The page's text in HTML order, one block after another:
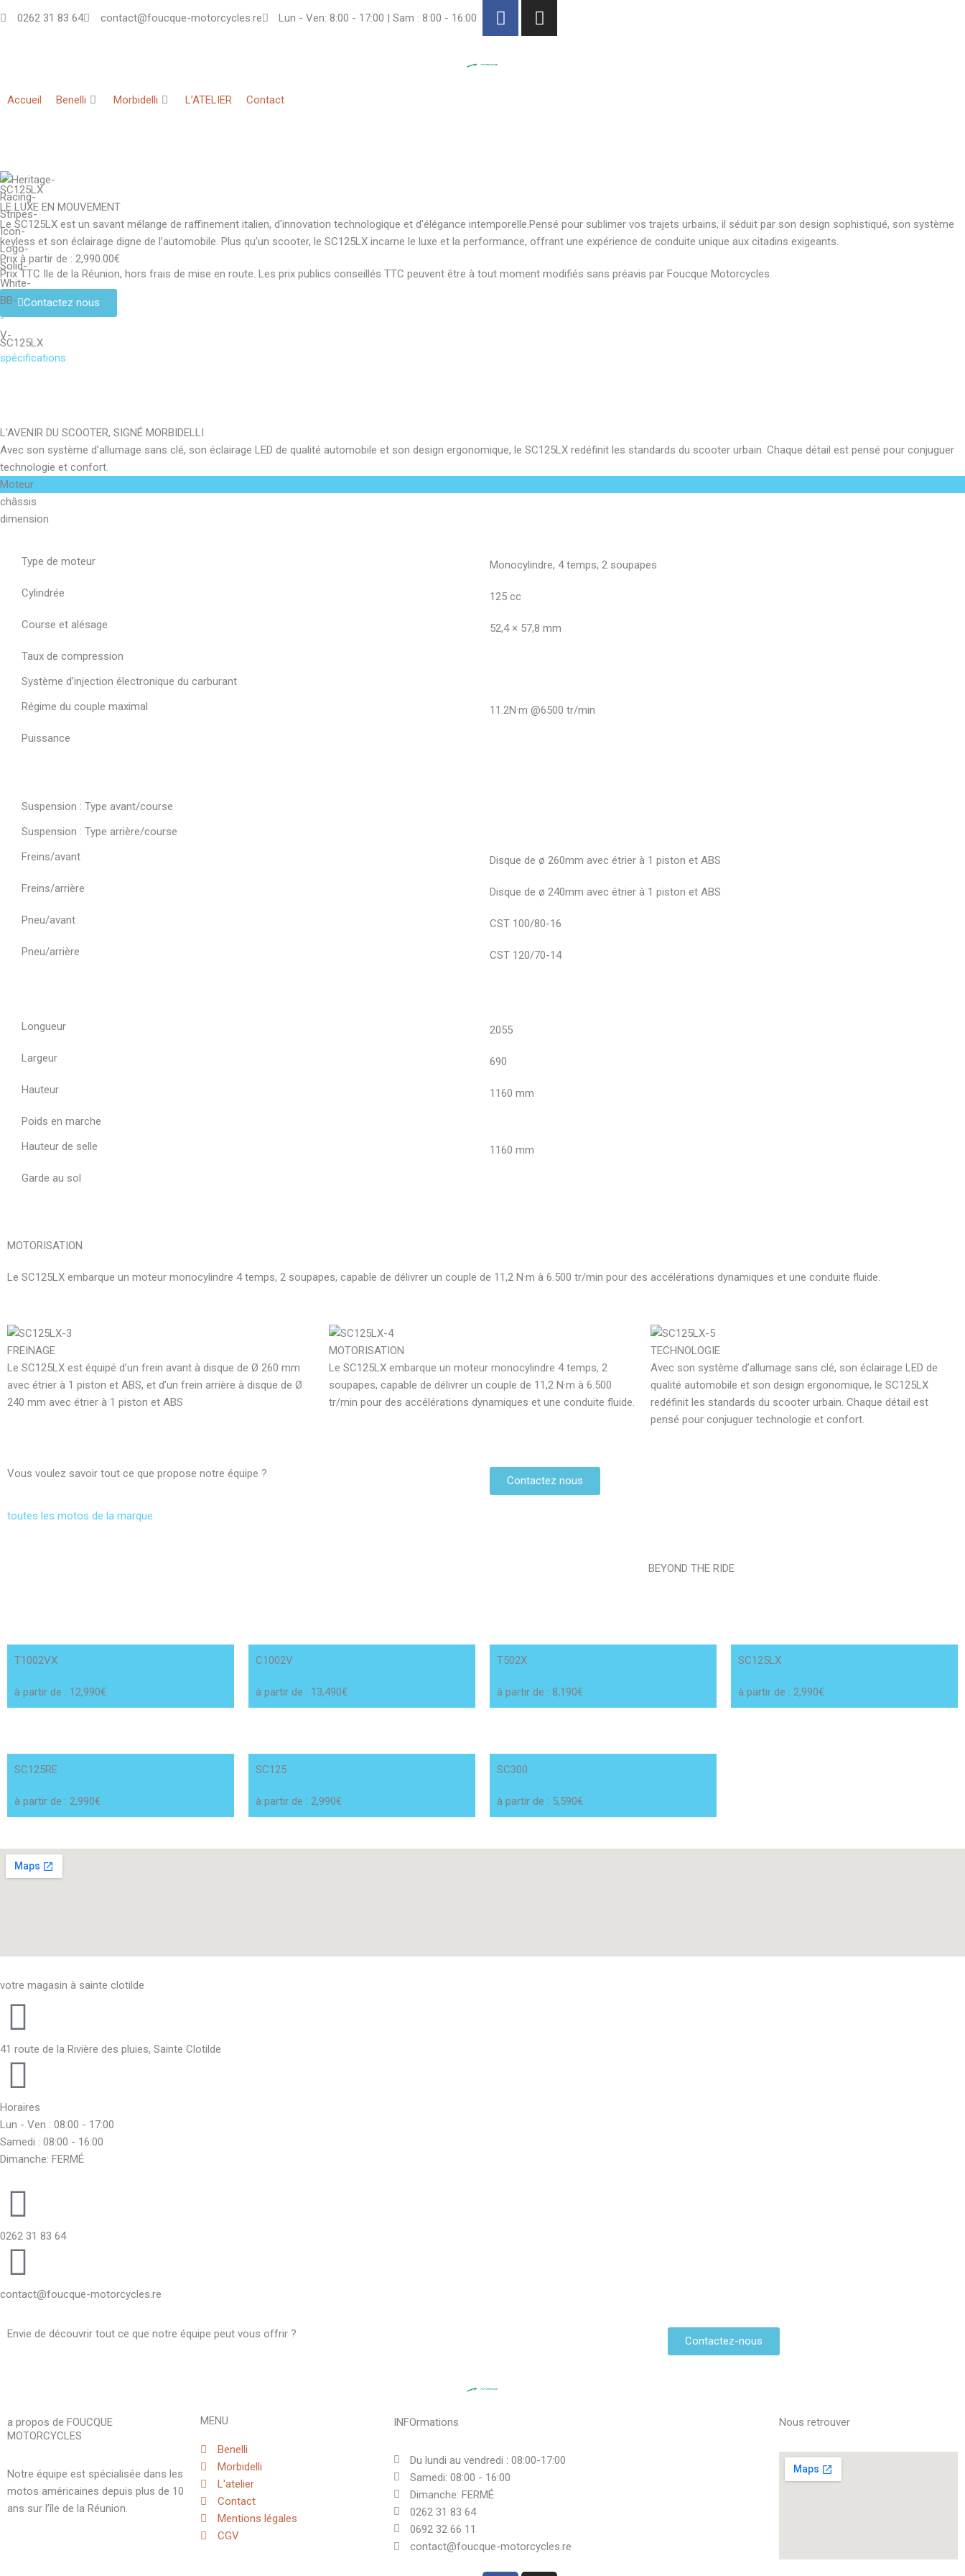
au
0262 31 83 64 contact@foucque-motorcycles.re Lun - Ven: 8:00 - 17:00 | Sam : 8:00 - 16:00
F
a
I
n
Accueil Benelli Morbidelli L’ATELIER Contact
SC125LX
LE LUXE EN MOUVEMENT
Le SC125LX est un savant mélange de raffinement italien, d'innovation technologique et d'élégance intemporelle.Pensé pour sublimer vos trajets urbains, il séduit par son design sophistiqué, son système
keyless et son éclairage digne de l’automobile. Plus qu’un scooter, le SC125LX incarne le luxe et la performance, offrant une expérience de conduite unique aux citadins exigeants.
Prix à partir de : 2,990.00€
Prix TTC Ile de la Réunion, hors frais de mise en route. Les prix publics conseillés TTC peuvent être à tout moment modifiés sans préavis par Foucque Motorcycles.
Contactez nous
SC125LX
spécifications
L'AVENIR DU SCOOTER, SIGNÉ MORBIDELLI
Avec son système d’allumage sans clé, son éclairage LED de qualité automobile et son design ergonomique, le SC125LX redéfinit les standards du scooter urbain. Chaque détail est pensé pour conjuguer
technologie et confort.
Moteur
châssis
dimension
Type de moteur Monocylindre, 4 temps, 2 soupapes
Cylindrée 125 cc
Course et alésage 52,4 × 57,8 mm
Taux de compression
Système d’injection électronique du carburant
Régime du couple maximal
11.2N·m @6500 tr/min
Puissance
Suspension : Type avant/course
Suspension : Type arrière/course
Freins/avant
Disque de ø 260mm avec étrier à 1 piston et ABS
Freins/arrière Disque de ø 240mm avec étrier à 1 piston et ABS
Pneu/avant CST 100/80-16
Pneu/arrière CST 120/70-14
Longueur 2055
Largeur 690
Hauteur 1160 mm
Poids en marche
Hauteur de selle
1160 mm
Garde au sol
MOTORISATION
Le SC125LX embarque un moteur monocylindre 4 temps, 2 soupapes, capable de délivrer un couple de 11,2 N·m à 6.500 tr/min pour des accélérations dynamiques et une conduite fluide.
FREINAGE
Le SC125LX est équipé d’un frein avant à disque de Ø 260 mm
avec étrier à 1 piston et ABS, et d’un frein arrière à disque de Ø
240 mm avec étrier à 1 piston et ABS
MOTORISATION
Le SC125LX embarque un moteur monocylindre 4 temps, 2
soupapes, capable de délivrer un couple de 11,2 N·m à 6.500
tr/min pour des accélérations dynamiques et une conduite fluide.
TECHNOLOGIE
Avec son système d’allumage sans clé, son éclairage LED de
qualité automobile et son design ergonomique, le SC125LX
redéfinit les standards du scooter urbain. Chaque détail est
pensé pour conjuguer technologie et confort.
Vous voulez savoir tout ce que propose notre équipe ?
Contactez nous
toutes les motos de la marque
BEYOND THE RIDE
T1002VX
à partir de : 12,990€
C1002V
à partir de : 13,490€
T502X
à partir de : 8,190€
SC125LX
à partir de : 2,990€
SC125RE
à partir de : 2,990€
SC125
à partir de : 2,990€
SC300
à partir de : 5,590€
votre magasin à sainte clotilde
41 route de la Rivière des pluies, Sainte Clotilde
Horaires
Lun - Ven : 08:00 - 17:00
Samedi : 08:00 - 16:00
Dimanche: FERMÉ
0262 31 83 64
contact@foucque-motorcycles.re
Envie de découvrir tout ce que notre équipe peut vous offrir ?
Contactez-nous
a propos de FOUCQUE
MOTORCYCLES
Notre équipe est spécialisée dans les
motos américaines depuis plus de 10
ans sur l’île de la Réunion.
MENU
Benelli
Morbidelli
L'atelier
Contact
Mentions légales
CGV
INFOrmations
Du lundi au vendredi : 08:00-17:00
Samedi: 08:00 - 16:00
Dimanche: FERMÉ
0262 31 83 64
0692 32 66 11
contact@foucque-motorcycles.re
Nous retrouver